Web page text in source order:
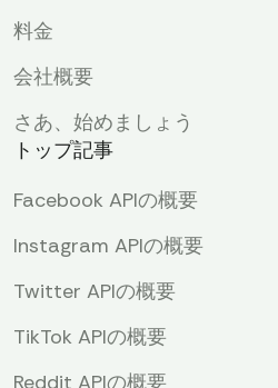
料金
会社概要
さあ、始めましょう
トップ記事
Facebook APIの概要
Instagram APIの概要
Twitter APIの概要
TikTok APIの概要
Reddit APIの概要